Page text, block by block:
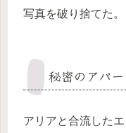
写真を破り捨てた。
秘密のアパー
アリアと合流した